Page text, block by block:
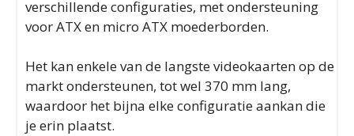
verschillende configuraties, met ondersteuning
voor ATX en micro ATX moederborden.
Het kan enkele van de langste videokaarten op de
markt ondersteunen, tot wel 370 mm lang,
waardoor het bijna elke configuratie aankan die
je erin plaatst.